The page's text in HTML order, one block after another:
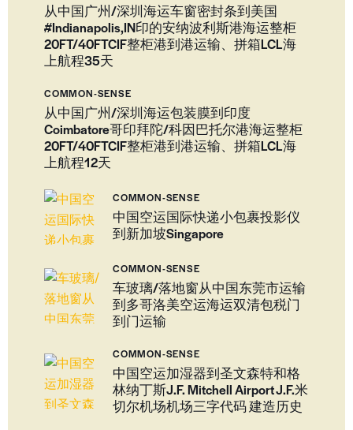
从中国广州/深圳海运车窗密封条到美国
#Indianapolis,IN印的安纳波利斯港海运整柜
20FT/40FTCIF整柜港到港运输、拼箱LCL海
上航程35天
COMMON-SENSE
从中国广州/深圳海运包装膜到印度
Coimbatore哥印拜陀/科因巴托尔港海运整柜
20FT/40FTCIF整柜港到港运输、拼箱LCL海
上航程12天
COMMON-SENSE
中国空运国际快递小包裹投影仪
到新加坡Singapore
COMMON-SENSE
车玻璃/落地窗从中国东莞市运输
到多哥洛美空运海运双清包税门
到门运输
COMMON-SENSE
中国空运加湿器到圣文森特和格
林纳丁斯J.F. Mitchell Airport J.F.米
切尔机场机场三字代码 建造历史